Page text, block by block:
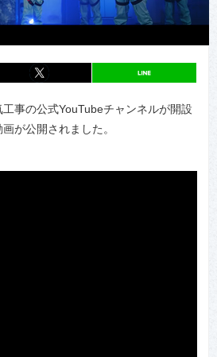
entry364 entry364
事の公式YouTubeチャンネルが開設
が公開されました。